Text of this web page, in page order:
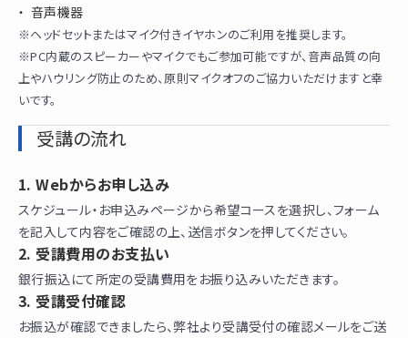
音声機器
※ヘッドセットまたはマイク付きイヤホンのご利用を推奨します。
※PC内蔵のスピーカーやマイクでもご参加可能ですが、音声品質の向
上やハウリング防止のため、原則マイクオフのご協力いただけますと幸
いです。
受講の流れ
Webからお申し込み
スケジュール・お申込みページから希望コースを選択し、フォーム
を記入して内容をご確認の上、送信ボタンを押してください。
受講費用のお支払い
銀行振込にて所定の受講費用をお振り込みいただきます。
受講受付確認
お振込が確認できましたら、弊社より受講受付の確認メールをご送